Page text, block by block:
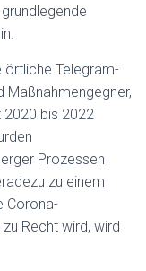
örtliche Telegram-
Maßnahmengegner,
2020 bis 2022
Prozessen
zu einem
Corona-
Recht wird, wird